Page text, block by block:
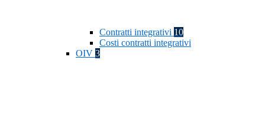
Contratti integrativi 10
Costi contratti integrativi
OIV 3